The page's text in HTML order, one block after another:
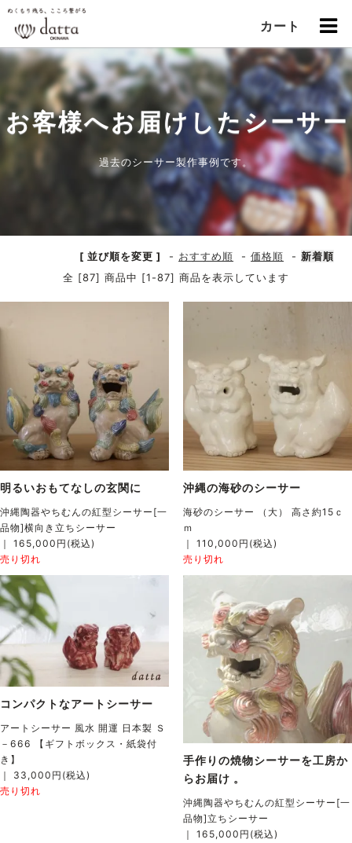
カート
お客様へお届けしたシーサー
過去のシーサー製作事例です。
[ 並び順を変更 ] - おすすめ順 -価格順 -新着順
全 [87] 商品中 [1-87] 商品を表示しています
明るいおもてなしの玄関に
沖縄陶器やちむんの紅型シーサー[一
品物]横向き立ちシーサー
｜ 165,000円(税込)
売り切れ
沖縄の海砂のシーサー
海砂のシーサー （大） 高さ約15ｃ
ｍ
｜ 110,000円(税込)
売り切れ
コンパクトなアートシーサー
アートシーサー 風水 開運 日本製 Ｓ
－666 【ギフトボックス・紙袋付
き】
｜ 33,000円(税込)
売り切れ
手作りの焼物シーサーを工房か
らお届け 。
沖縄陶器やちむんの紅型シーサー[一
品物]立ちシーサー
｜ 165,000円(税込)